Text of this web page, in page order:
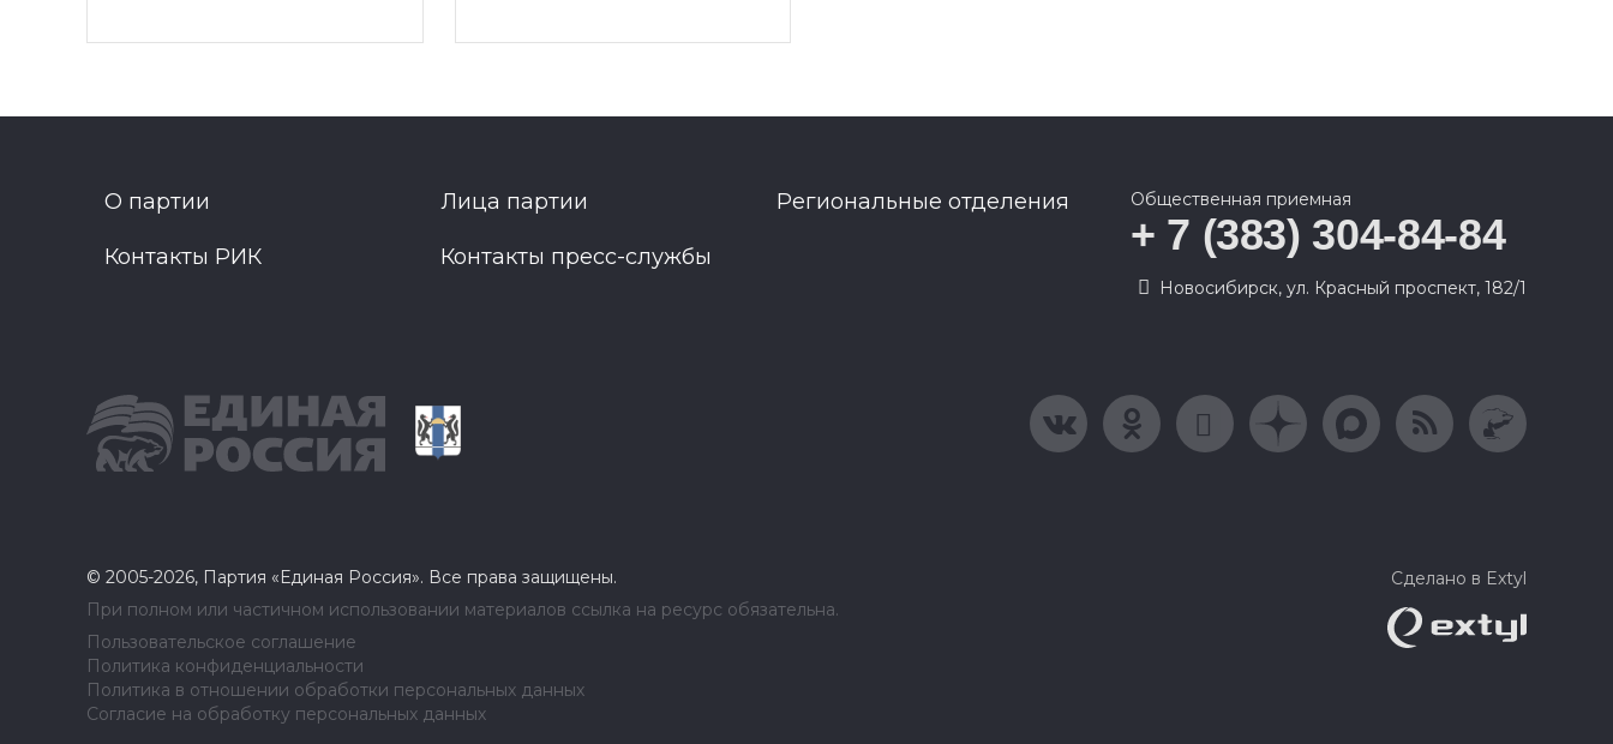
О партии Лица партии Региональные отделения
Контакты РИК Контакты пресс-службы
Общественная приемная
+ 7 (383) 304-84-84
Новосибирск, ул. Красный проспект, 182/1
© 2005-2026, Партия «Единая Россия». Все права защищены.
При полном или частичном использовании материалов ссылка на ресурс обязательна.
Пользовательское соглашение
Политика конфиденциальности
Политика в отношении обработки персональных данных
Согласие на обработку персональных данных
Сделано в Extyl